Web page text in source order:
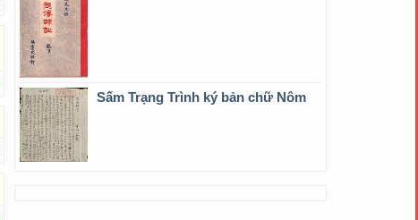
Sấm Trạng Trình ký bản chữ Nôm